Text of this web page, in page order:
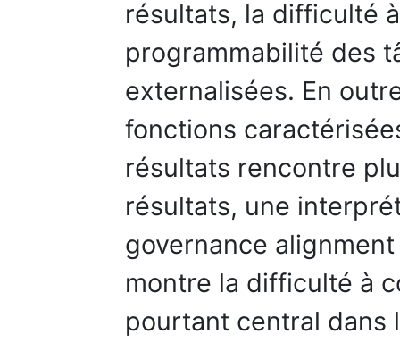
résultats, la difficulté
programmabilité des
externalisées. En
fonctions
résultats rencontre
résultats, une
governance
montre la difficulté à
pourtant central dans